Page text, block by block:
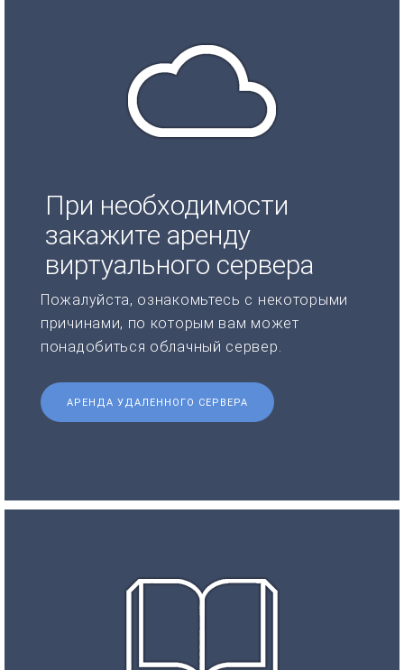
При необходимости
закажите аренду
виртуального сервера
Пожалуйста, ознакомьтесь с некоторыми
причинами, по которым вам может
понадобиться облачный сервер.
АРЕНДА УДАЛЕННОГО СЕРВЕРА